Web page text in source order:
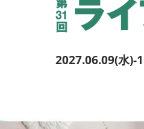
2027.06.09(水